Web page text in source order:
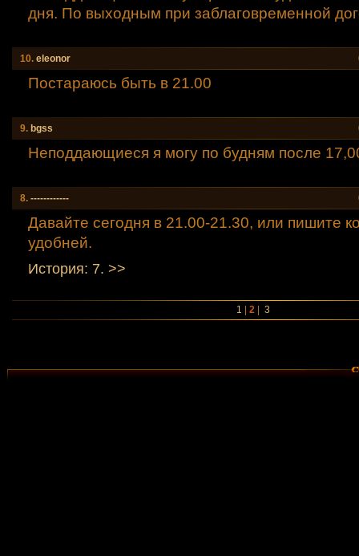
дня. По выходным при заблаговременной
10. eleonor
Постараюсь быть в 21.00
9. bgss
Неподдающиеся я могу по будням после
8. ------------
Давайте сегодня в 21.00-21.30, или пишите
удобней.
История: 7. >>
1 |2 |3